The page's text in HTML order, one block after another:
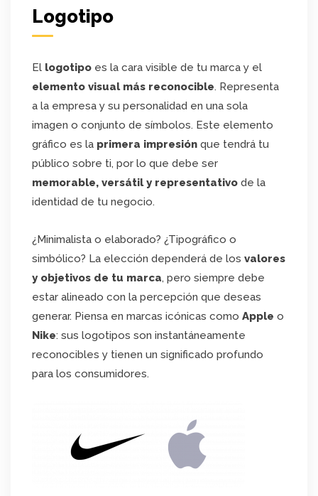
Logotipo
El logotipo es la cara visible de tu marca y el
elemento visual más reconocible. Representa
a la empresa y su personalidad en una sola
imagen o conjunto de símbolos. Este elemento
gráfico es la primera impresión que tendrá tu
público sobre ti, por lo que debe ser
memorable, versátil y representativo de la
identidad de tu negocio.
¿Minimalista o elaborado? ¿Tipográfico o
simbólico? La elección dependerá de los valores
y objetivos de tu marca, pero siempre debe
estar alineado con la percepción que deseas
generar. Piensa en marcas icónicas como Apple o
Nike: sus logotipos son instantáneamente
reconocibles y tienen un significado profundo
para los consumidores.